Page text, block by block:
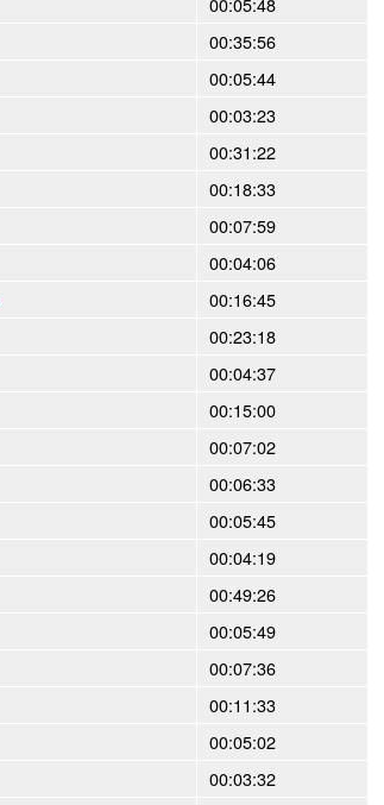
00:35:56
00:05:44
00:03:23
00:31:22
00:18:33
00:07:59
00:04:06
00:16:45
00:23:18
00:04:37
00:15:00
00:07:02
00:06:33
00:05:45
00:04:19
00:49:26
00:05:49
00:07:36
00:11:33
00:05:02
00:03:32